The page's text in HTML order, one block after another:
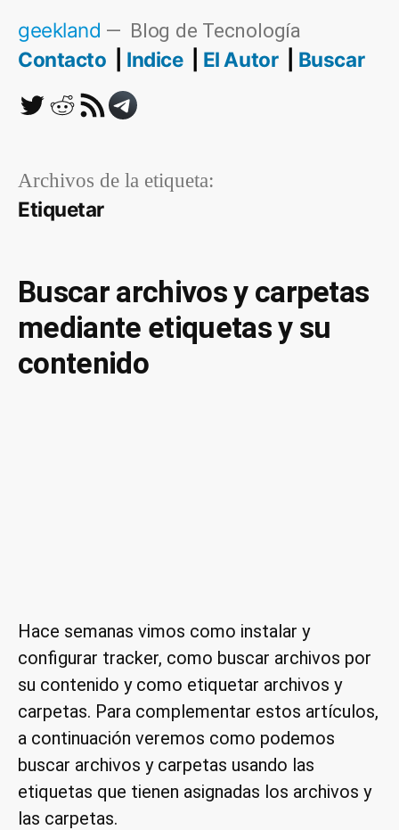
geekland Blog de Tecnología
Contacto Indice El Autor Buscar
TwitterReddit
RSSTelegram
Archivos de la etiqueta:
Etiquetar
Buscar archivos y carpetas
mediante etiquetas y su
contenido
Hace semanas vimos como instalar y
configurar tracker, como buscar archivos por
su contenido y como etiquetar archivos y
carpetas. Para complementar estos artículos,
a continuación veremos como podemos
buscar archivos y carpetas usando las
etiquetas que tienen asignadas los archivos y
las carpetas.